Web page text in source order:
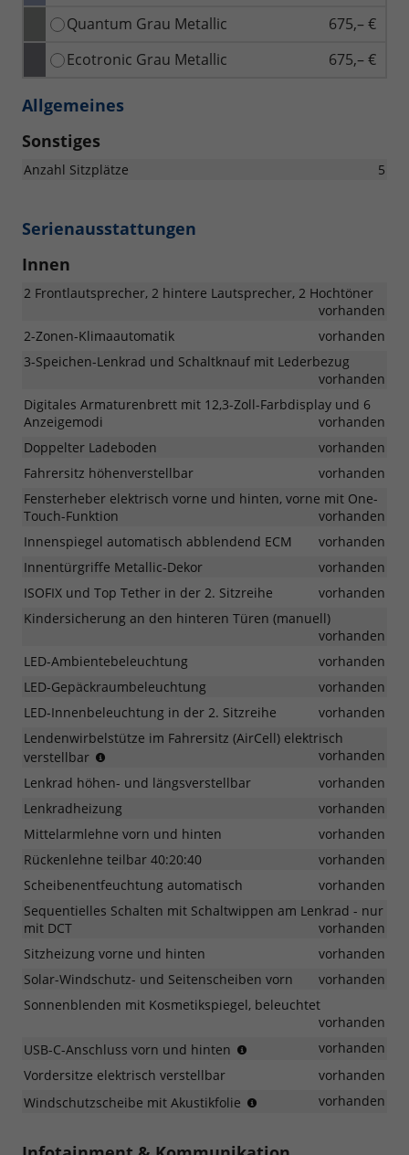
Quantum Grau Metallic
675,– €
Ecotronic Grau Metallic
675,– €
Allgemeines
Sonstiges
Anzahl Sitzplätze 5
Serienausstattungen
Innen
2 Frontlautsprecher, 2 hintere Lautsprecher, 2 Hochtöner
vorhanden
2-Zonen-Klimaautomatik
vorhanden
3-Speichen-Lenkrad und Schaltknauf mit Lederbezug
vorhanden
Digitales Armaturenbrett mit 12,3-Zoll-Farbdisplay und 6
Anzeigemodi
vorhanden
Doppelter Ladeboden
vorhanden
Fahrersitz höhenverstellbar
vorhanden
Fensterheber elektrisch vorne und hinten, vorne mit One-
Touch-Funktion
vorhanden
Innenspiegel automatisch abblendend ECM
vorhanden
Innentürgriffe Metallic-Dekor
vorhanden
ISOFIX und Top Tether in der 2. Sitzreihe
vorhanden
Kindersicherung an den hinteren Türen (manuell)
vorhanden
LED-Ambientebeleuchtung
vorhanden
LED-Gepäckraumbeleuchtung
vorhanden
LED-Innenbeleuchtung in der 2. Sitzreihe
vorhanden
Lendenwirbelstütze im Fahrersitz (AirCell) elektrisch
verstellbar
Richtungen
verstellbar
vorhanden
Lenkrad höhen- und längsverstellbar
vorhanden
Lenkradheizung
vorhanden
Mittelarmlehne vorn und hinten
vorhanden
Rückenlehne teilbar 40:20:40
vorhanden
Scheibenentfeuchtung automatisch
vorhanden
Sequentielles Schalten mit Schaltwippen am Lenkrad - nur
mit DCT
vorhanden
Sitzheizung vorne und hinten
vorhanden
Solar-Windschutz- und Seitenscheiben vorn
vorhanden
Sonnenblenden mit Kosmetikspiegel, beleuchtet
vorhanden
USB-C-Anschluss vorn und hinten
Geräte
vorhanden
Vordersitze elektrisch verstellbar
vorhanden
Windschutzscheibe mit Akustikfolie
vorhanden